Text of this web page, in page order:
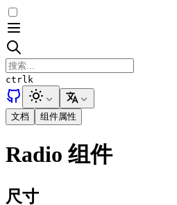
ctrl k
文档 组件属性
Radio 组件
尺寸